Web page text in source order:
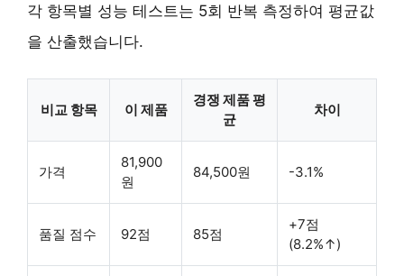
각 항목별 성능 테스트는 5회 반복 측정하여 평균값
을 산출했습니다.
비교 항목 이 제품
경쟁 제품 평
균
차이
가격
81,900
원
84,500원 -3.1%
품질 점수 92점 85점
+7점
(8.2%↑)